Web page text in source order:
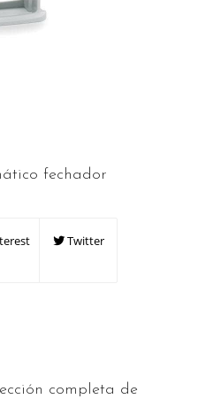
fechador
Twitter
completa de